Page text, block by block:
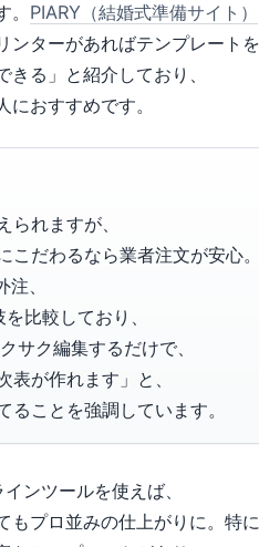
PIARY（結婚式準備サイト）
ンターがあればテンプレート
きる」と紹介しており、
におすすめです。
られますが、
こだわるなら業者注文が安心
、
比較しており、
サク編集するだけで、
表が作れます」と、
ることを強調しています。
ンツールを使えば、
もプロ並みの仕上がりに。特